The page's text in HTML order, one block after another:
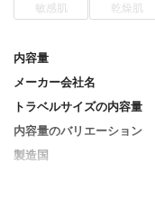
敏感肌 乾燥肌
内容量
メーカー会社名
トラベルサイズの内容量
内容量のバリエーション
製造国